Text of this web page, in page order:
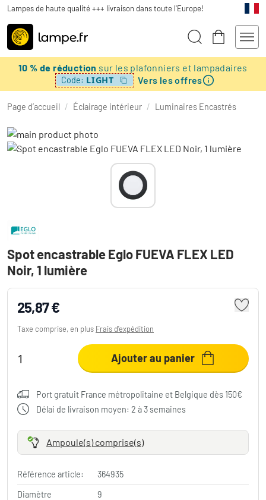
Lampes de haute qualité +++ livraison dans toute l'Europe!
10 % de réduction sur les plafonniers et lampadaires
Code: LIGHT Vers les offres
Page d’accueil / Éclairage intérieur / Luminaires Encastrés
Spot encastrable Eglo FUEVA FLEX LED
Noir, 1 lumière
25,87 €
Taxe comprise, en plus Frais d'expédition
Ajouter au panier
Port gratuit France métropolitaine et Belgique dès 150€
Délai de livraison moyen: 2 à 3 semaines
Ampoule(s) comprise(s)
Référence article:
364935
Diamètre
9